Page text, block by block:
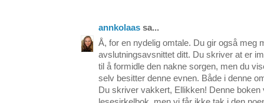
annkolaas sa...
Å, for en nydelig omtale. Du gir også meg
avslutningsavsnittet ditt. Du skriver at er
til å formidle den nakne sorgen, men du
selv besitter denne evnen. Både i denne
Du skriver vakkert, Ellikken! Denne